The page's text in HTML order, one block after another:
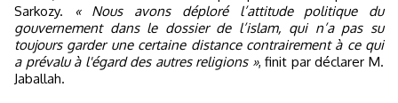
Sarkozy.
« Nous avons déploré l’attitude politique du
gouvernement dans le dossier de l’islam, qui n’a pas su
toujours garder une certaine distance contrairement à ce qui
a prévalu à l'égard des autres religions », finit par déclarer M.
Jaballah.